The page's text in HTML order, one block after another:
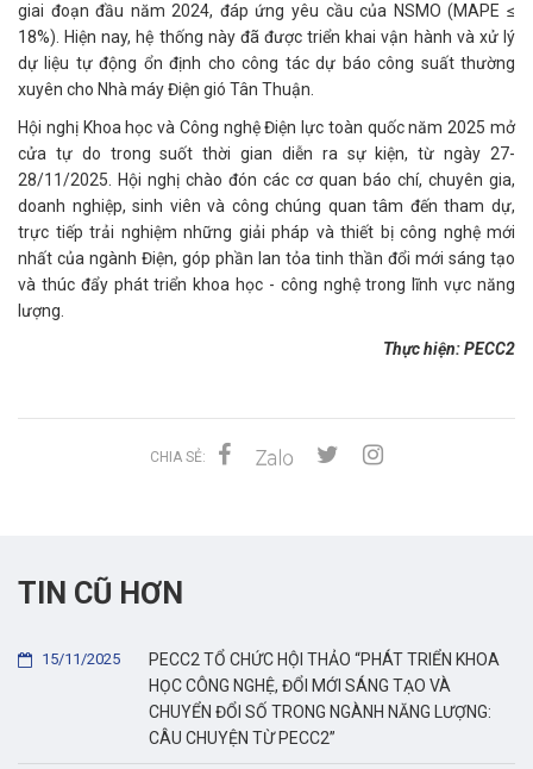
giai đoạn đầu năm 2024, đáp ứng yêu cầu của NSMO (MAPE ≤
18%). Hiện nay, hệ thống này đã được triển khai vận hành và xử lý
dự liệu tự động ổn định cho công tác dự báo công suất thường
xuyên cho Nhà máy Điện gió Tân Thuận.
Hội nghị Khoa học và Công nghệ Điện lực toàn quốc năm 2025 mở
cửa tự do trong suốt thời gian diễn ra sự kiện, từ ngày 27-
28/11/2025. Hội nghị chào đón các cơ quan báo chí, chuyên gia,
doanh nghiệp, sinh viên và công chúng quan tâm đến tham dự,
trực tiếp trải nghiệm những giải pháp và thiết bị công nghệ mới
nhất của ngành Điện, góp phần lan tỏa tinh thần đổi mới sáng tạo
và thúc đẩy phát triển khoa học - công nghệ trong lĩnh vực năng
lượng.
Thực hiện: PECC2
CHIA SẺ:
TIN CŨ HƠN
PECC2 TỔ CHỨC HỘI THẢO “PHÁT TRIỂN KHOA
HỌC CÔNG NGHỆ, ĐỔI MỚI SÁNG TẠO VÀ
CHUYỂN ĐỔI SỐ TRONG NGÀNH NĂNG LƯỢNG:
CÂU CHUYỆN TỪ PECC2”
15/11/2025